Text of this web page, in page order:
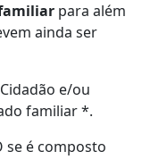
para além
ainda ser
e/ou
familiar *.
se é composto